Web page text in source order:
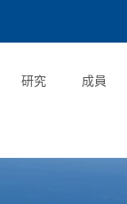
研究 成員